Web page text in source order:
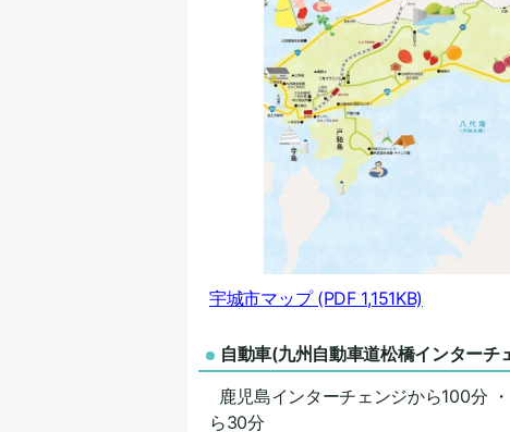
宇城市マップ(PDF 1,151KB)
自動車(九州自動車道松橋インターチ
鹿児島インターチェンジから100分
ら30分